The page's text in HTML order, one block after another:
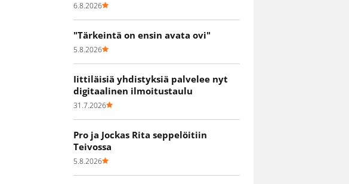
6.8.2026
"Tärkeintä on ensin avata ovi"
5.8.2026
Iittiläisiä yhdistyksiä palvelee nyt
digitaalinen ilmoitustaulu
31.7.2026
Pro ja Jockas Rita seppelöitiin
Teivossa
5.8.2026